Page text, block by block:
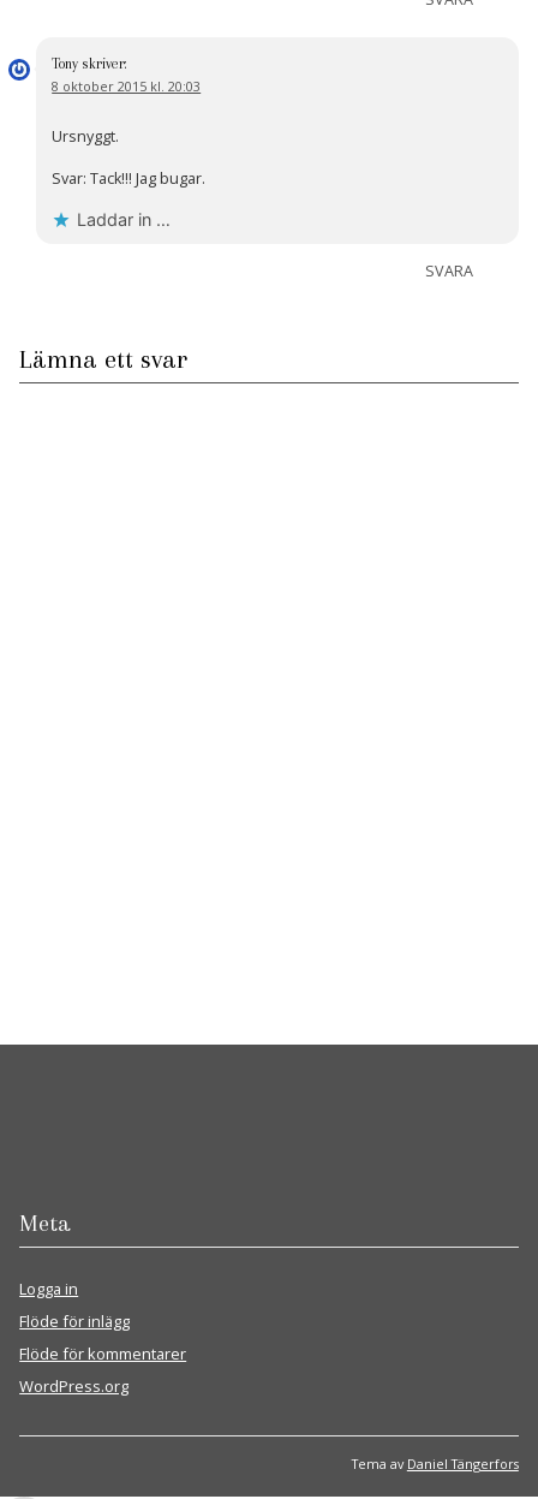
Tony skriver:
8 oktober 2015 kl. 20:03
Ursnyggt.
Svar: Tack!!! Jag bugar.
Laddar in …
SVARA
Lämna ett svar
Meta
Logga in
Flöde för inlägg
Flöde för kommentarer
WordPress.org
Tema av Daniel Tängerfors